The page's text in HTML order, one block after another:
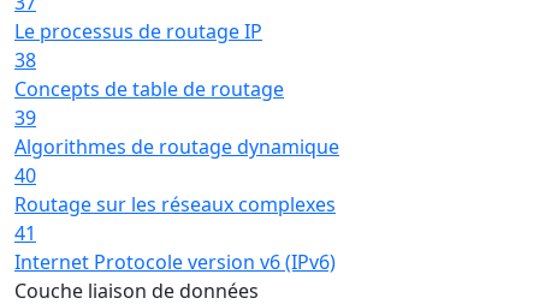
Le processus de routage IP
38
Concepts de table de routage
39
Algorithmes de routage dynamique
40
Routage sur les réseaux complexes
41
Internet Protocole version v6 (IPv6)
Couche liaison de données